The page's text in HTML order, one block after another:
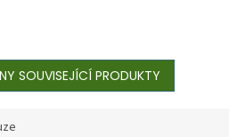
SOUVISEJÍCÍ PRODUKTY